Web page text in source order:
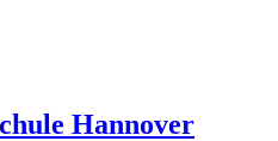
Hannover